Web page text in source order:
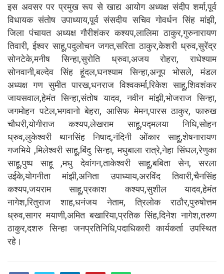
इस अवसर पर प्रमुख रूप से खाद्य आयोग अध्यक्ष संदीप शर्मा,पूर्व
विधायक संतोष उपाध्याय,पूर्व संसदीय सचिव गोवर्धन सिंह मांझी,
जिला पंचायत अध्यक्ष गौरीशंकर कश्यप,लालिमा ठाकुर,गुरुनारायण
तिवारी, ईश्वर साहू,पदुलोचन जगत,सरिता ठाकुर,केशरी ध्रुव,सुरेंद्र
सोनटेके,मनीष सिन्हा,सुरोति ध्रुवा,अजय रोहरा, राधेश्याम
सोनवानी,बल्देव सिंह हूंदल,घनश्याम सिन्हा,अनूप भोसले, मंडल
अध्यक्ष गण सुमीत पारख,धनराज विश्वकर्मा,रिकेश साहू,शिवशंकर
जायसवाल,हेमंत सिन्हा,संतोष यादव, नवीन मांझी,भोजराज सिन्हा,
जगमोहन पटेल,भगवानो बेहरा, आसिफ मेमन,पारस ठाकुर, फारुख
चौधरी,योगीराज कश्यप,लेखराम साहू,पद्मलया निधि,सोहन
ध्रुव,लुकेश्वरी थानसिंह निषाद,नंदिनी ओंकार साहू,शेषनारायण
गजभिये ,मिलेश्वरी साहू,बिंदु सिन्हा, मधुबाला रात्रे,नेहा सिंघल,रेणुका
साहू,पुष्प साहू ,मधु देवांगन,ताकेश्वरी साहू,बबिता सेन, सरला
उईके,योगनीता मांझी,अनिता उपाध्याय,अरविंद तिवारी,चैनसिंह
कश्यप,जयराम साहू,प्रकाश कश्यप,सुशील यादव,हेमंत
नागेश,रितुराज शाह,धनंजय नेताम, त्रिलोक राठौर,पुरुषोत्तम
ध्रुव,सागर मयाणी,अमित बखारिया,प्रतिक सिंह,दिनेश नागेश,तरुण
ठाकुर,दशरु सिन्हा जनप्रतिनिधि,पदाधिकारी कार्यकर्ता उपस्थित
रहे।